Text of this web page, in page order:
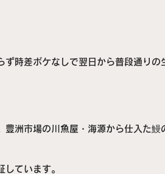
時差ボケなしで翌日から普段通りの
洲市場の川魚屋・海源から仕入た鰻
ています。